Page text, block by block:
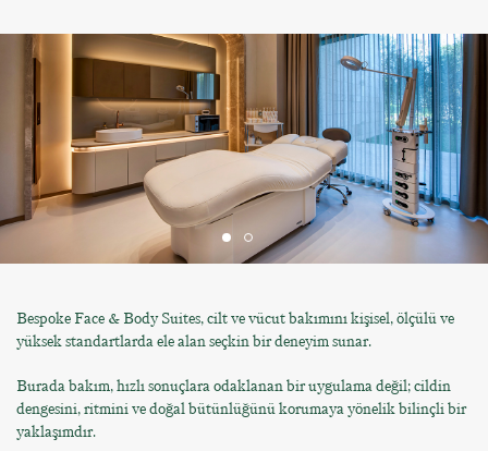
Bespoke Face & Body Suites, cilt ve vücut bakımını kişisel, ölçülü ve
yüksek standartlarda ele alan seçkin bir deneyim sunar.
Burada bakım, hızlı sonuçlara odaklanan bir uygulama değil; cildin
dengesini, ritmini ve doğal bütünlüğünü korumaya yönelik bilinçli bir
yaklaşımdır.